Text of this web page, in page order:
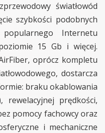
światłowód
szybkości podobnych
Internetu
15 Gb i więcej.
oprócz kompletu
dostarcza
braku okablowania
prędkości,
pomocy fachowcy oraz
i mechaniczne